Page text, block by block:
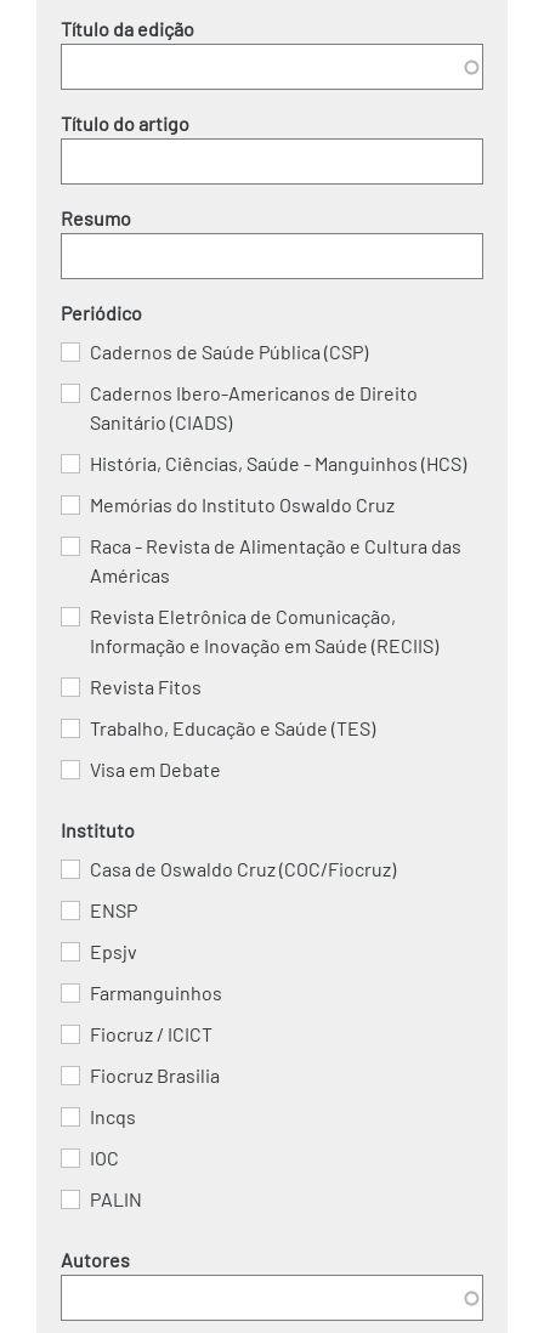
Título da edição
Título do artigo
Resumo
Periódico
Cadernos de Saúde Pública (CSP)
Cadernos Ibero-Americanos de Direito
Sanitário (CIADS)
História, Ciências, Saúde - Manguinhos (HCS)
Memórias do Instituto Oswaldo Cruz
Raca - Revista de Alimentação e Cultura das
Américas
Revista Eletrônica de Comunicação,
Informação e Inovação em Saúde (RECIIS)
Revista Fitos
Trabalho, Educação e Saúde (TES)
Visa em Debate
Instituto
Casa de Oswaldo Cruz (COC/Fiocruz)
ENSP
Epsjv
Farmanguinhos
Fiocruz / ICICT
Fiocruz Brasilia
Incqs
IOC
PALIN
Autores